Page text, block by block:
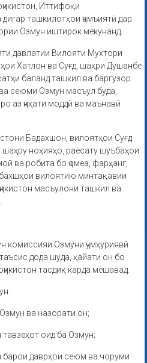
Иттифоқи
ташкилотҳои ҷамъиятӣ дар
Озмун иштирок мекунанд.
давлатии Вилояти Мухтори
Хатлон ва Суғд, шаҳри Душанбе
баланд ташкил ва баргузор
сеюми Озмун масъул буда,
аз ҷиҳати моддӣ ва маънавӣ
Бадахшон, вилоятҳои Суғд
ноҳияҳо, раёсату шуъбаҳои
ва робита бо ҷомеа, фарҳанг,
вилоятию минтақавии
масъулони ташкил ва
комиссияи Озмуни ҷумҳуриявӣ
дода шуда, ҳайати он бо
тасдиқ карда мешавад.
ва назорати он;
оид ба Озмун;
даврҳои сеюм ва чоруми